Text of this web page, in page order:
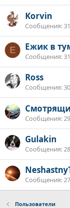
Korvin
Сообщения
Е Ежик в
Сообщения
Ross
Сообщения
Сообщения
Gulakin
Сообщения
Сообщения
Пользователи